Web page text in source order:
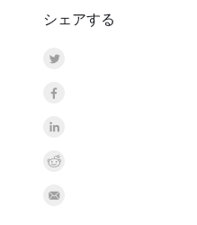
シェアする
Share on Twitter
Share on Facebook
Share on LinkedInr
Share on Reddit
Share by Email